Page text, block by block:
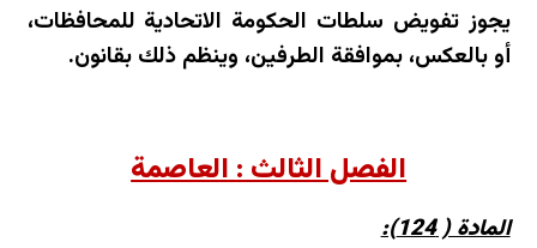
يجوز تفويض سلطات الحكومة الاتحادية للمحافظات،
أو بالعكس، بموافقة الطرفين، وينظم ذلك بقانون.
الفصل الثالث : العاصمة
المادة ( 124):